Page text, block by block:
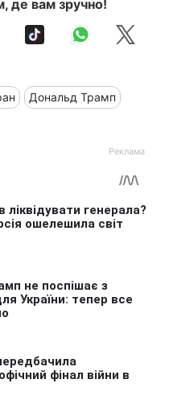
де вам зручно!
Дональд Трамп